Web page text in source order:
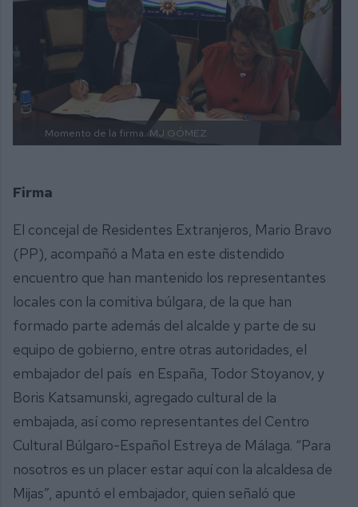
Momento de la firma. MJ GÓMEZ
Firma
El concejal de Residentes Extranjeros, Mario Bravo
(PP), acompañó a Mata en este distendido
encuentro que han mantenido los representantes
locales con la comitiva búlgara, de la que han
formado parte además del alcalde y parte de su
equipo de gobierno, entre otras autoridades, el
embajador del país en España, Todor Stoyanov, y
Boris Katsamunski, agregado cultural de la
embajada, así como representantes del Centro
Cultural Búlgaro-Español Estreya de Málaga. “Para
nosotros es un placer estar aquí con la alcaldesa de
Mijas”, apuntó el embajador, quien señaló que